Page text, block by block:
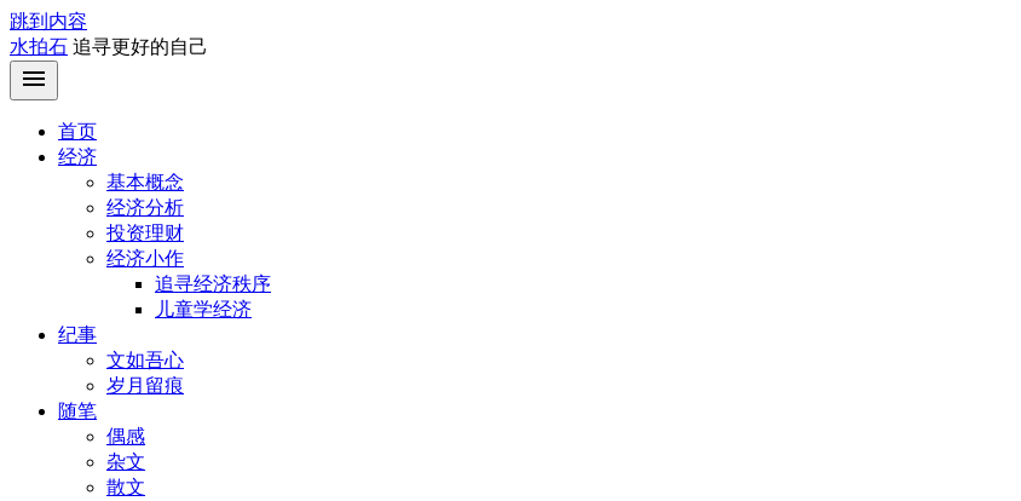
跳到内容
水拍石 追寻更好的自己
首页
经济
基本概念
经济分析
投资理财
经济小作
追寻经济秩序
儿童学经济
纪事
文如吾心
岁月留痕
随笔
偶感
杂文
散文